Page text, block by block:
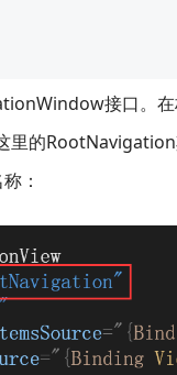
接口。
里的
：